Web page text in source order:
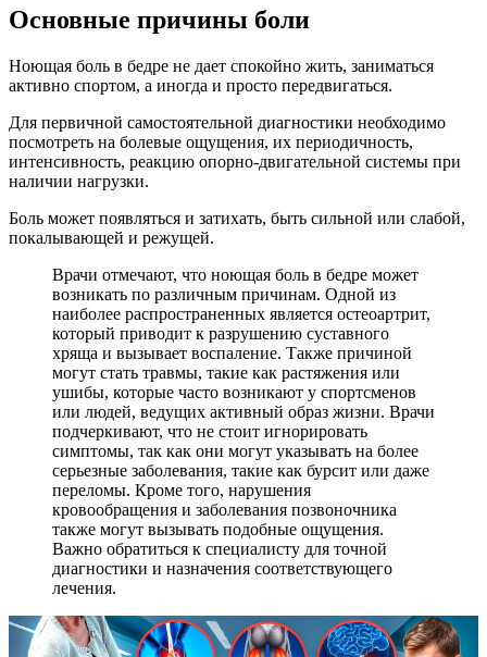
Основные причины боли
Ноющая боль в бедре не дает спокойно жить, заниматься
активно спортом, а иногда и просто передвигаться.
Для первичной самостоятельной диагностики необходимо
посмотреть на болевые ощущения, их периодичность,
интенсивность, реакцию опорно-двигательной системы при
наличии нагрузки.
Боль может появляться и затихать, быть сильной или слабой,
покалывающей и режущей.
Врачи отмечают, что ноющая боль в бедре может
возникать по различным причинам. Одной из
наиболее распространенных является остеоартрит,
который приводит к разрушению суставного
хряща и вызывает воспаление. Также причиной
могут стать травмы, такие как растяжения или
ушибы, которые часто возникают у спортсменов
или людей, ведущих активный образ жизни. Врачи
подчеркивают, что не стоит игнорировать
симптомы, так как они могут указывать на более
серьезные заболевания, такие как бурсит или даже
переломы. Кроме того, нарушения
кровообращения и заболевания позвоночника
также могут вызывать подобные ощущения.
Важно обратиться к специалисту для точной
диагностики и назначения соответствующего
лечения.